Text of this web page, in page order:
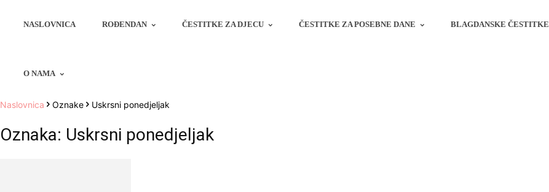
NASLOVNICA ROĐENDAN ČESTITKE ZA DJECU ČESTITKE ZA POSEBNE DANE BLAGDANSKE ČESTITKE
O NAMA
Naslovnica Oznake Uskrsni ponedjeljak
Oznaka: Uskrsni ponedjeljak